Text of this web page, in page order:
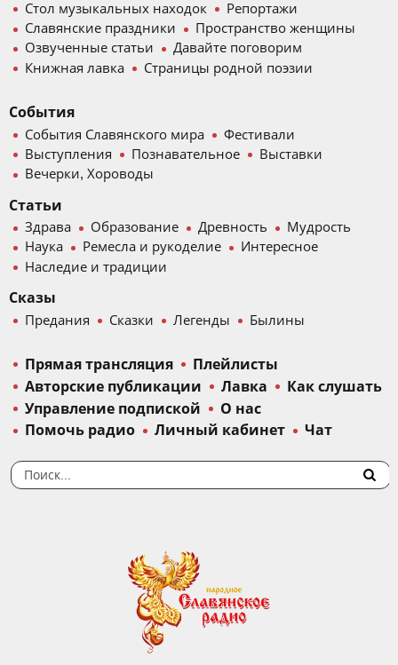
Стол музыкальных находок
Репортажи
Славянские праздники
Пространство женщины
Озвученные статьи
Давайте поговорим
Книжная лавка
Страницы родной поэзии
События
События Славянского мира
Фестивали
Выступления
Познавательное
Выставки
Вечерки, Хороводы
Статьи
Здрава Образование Древность
Мудрость
Наука
Ремесла и рукоделие
Интересное
Наследие и традиции
Сказы
Предания Сказки Легенды Былины
Прямая трансляция
Плейлисты
Авторские публикации
Лавка
Как слушать
Управление подпиской
О нас
Помочь радио
Личный кабинет Чат